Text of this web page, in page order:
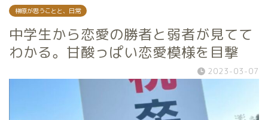
榊原が思うことと、日常
中学生から恋愛の勝者と弱者が見てて
わかる。甘酸っぱい恋愛模様を目撃
2023-03-07